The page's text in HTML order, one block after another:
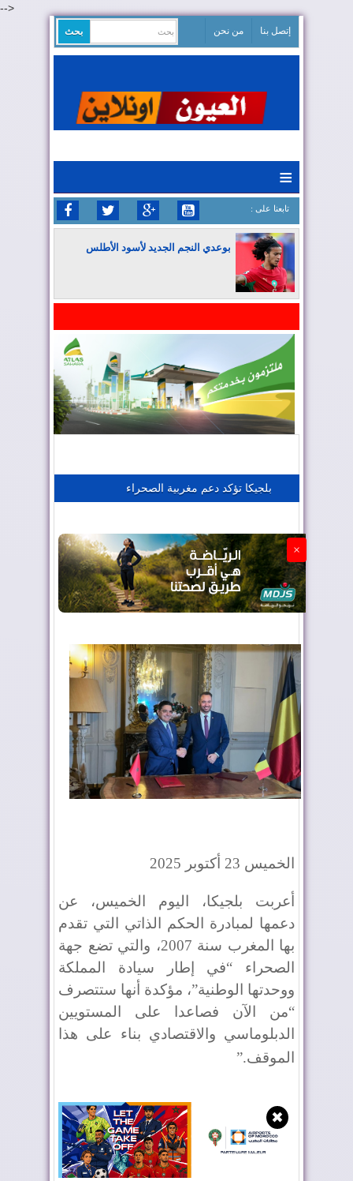
-->
إتصل بنا من نحن
≡
: تابعنا على
بوعدي النجم الجديد لأسود الأطلس
المغرب يعزز موقعه في صناعة الطيران
بلجيكا تؤكد دعم مغربية الصحراء
×
الخميس 23 أكتوبر 2025
أعربت بلجيكا، اليوم الخميس، عن
دعمها لمبادرة الحكم الذاتي التي تقدم
بها المغرب سنة 2007، والتي تضع جهة
الصحراء “في إطار سيادة المملكة
ووحدتها الوطنية”، مؤكدة أنها ستتصرف
“من الآن فصاعدا على المستويين
الدبلوماسي والاقتصادي بناء على هذا
الموقف”.
✖